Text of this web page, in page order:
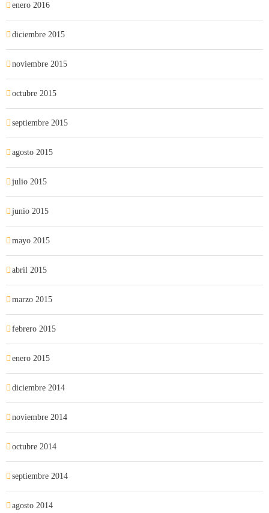
enero 2016
diciembre 2015
noviembre 2015
octubre 2015
septiembre 2015
agosto 2015
julio 2015
junio 2015
mayo 2015
abril 2015
marzo 2015
febrero 2015
enero 2015
diciembre 2014
noviembre 2014
octubre 2014
septiembre 2014
agosto 2014